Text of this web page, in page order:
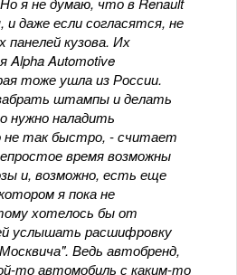
и даже если согласятся, не
кузова. Их
Alpha Automotive
тоже ушла из России.
штампы и делать
нужно наладить
не так быстро, - считает
время возможны
и, возможно, есть еще
я пока не
хотелось бы от
услышать расшифровку
Ведь автобренд,
то автомобиль с каким-то